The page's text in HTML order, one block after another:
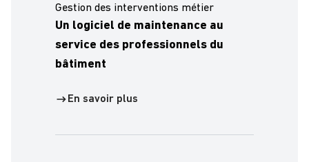
Gestion des interventions métier
Un logiciel de maintenance au
service des professionnels du
bâtiment
En savoir plus